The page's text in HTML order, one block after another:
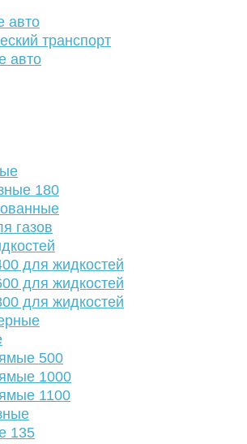
авто
транспорт
авто
180
газов
для жидкостей
для жидкостей
для жидкостей
500
1000
1100
135